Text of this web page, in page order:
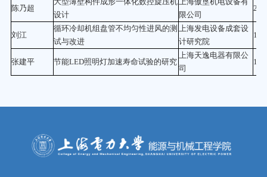
陈乃超
设计
限公司
20
刘江
循环冷却机组盘管不均匀性进风的测
试与改进
上海发电设备成套设
计研究院
19.4
张建平 节能LED照明灯加速寿命试验的研究
上海天逸电器有限公
司
18